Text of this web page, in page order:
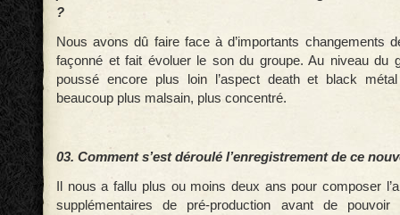
?
Nous avons dû faire face à d’importants changements
façonné et fait évoluer le son du groupe. Au niveau du
poussé encore plus loin l’aspect death et black
beaucoup plus malsain, plus concentré.
03. Comment s’est déroulé l’enregistrement de ce
Il nous a fallu plus ou moins deux ans pour composer
supplémentaires de pré-production avant de